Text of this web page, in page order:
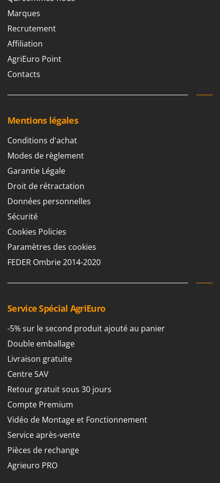
Nilfisk
Novatec
Novital
NuAir
NuovaFac
O
Officine Savioli
Oliviero
Olix
OMA
Omas
Ompagrill
Ooni
Oriental Koshin
P
Palumbo Pavi
Paterlini
Philips
Pramac
Prismafood
R
R.G.V.
Rato
Reber
Redback
Resto Italia
Marques
Recrutement
Affiliation
AgriEuro Point
Contacts
Mentions légales
Conditions d'achat
Modes de règlement
Garantie Légale
Droit de rétractation
Données personnelles
Sécurité
Cookies Policies
Paramètres des cookies
FEDER Ombrie 2014-2020
Service Spécial AgriEuro
-5% sur le second produit ajouté au panier
Double emballage
Livraison gratuite
Centre SAV
Retour gratuit sous 30 jours
Compte Premium
Vidéo de Montage et Fonctionnement
Service après-vente
Pièces de rechange
Agrieuro PRO